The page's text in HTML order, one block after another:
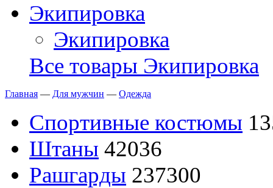
Экипировка
Экипировка
Все товары Экипировка
Главная — Для мужчин — Одежда
Спортивные костюмы
Штаны 42036
Рашгарды 237300